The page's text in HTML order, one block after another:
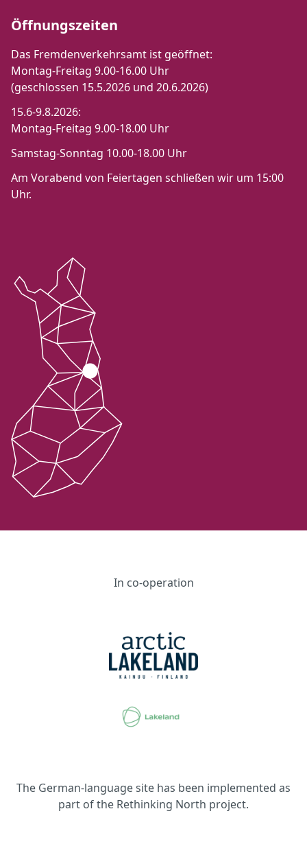
Öffnungszeiten
Das Fremdenverkehrsamt ist geöffnet:
Montag-Freitag 9.00-16.00 Uhr
(geschlossen 15.5.2026 und 20.6.2026)
15.6-9.8.2026:
Montag-Freitag 9.00-18.00 Uhr
Samstag-Sonntag 10.00-18.00 Uhr
Am Vorabend von Feiertagen schließen wir um 15:00
Uhr.
In co-operation
The German-language site has been implemented as
part of the Rethinking North project.